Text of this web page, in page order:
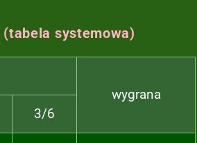
(tabela systemowa)
wygrana
3/6